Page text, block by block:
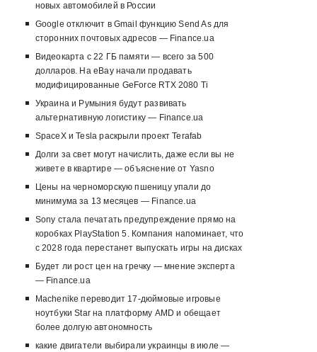
новых автомобилей в России
Google отключит в Gmail функцию Send As для
сторонних почтовых адресов — Finance.ua
Видеокарта с 22 ГБ памяти — всего за 500
долларов. На eBay начали продавать
модифицированные GeForce RTX 2080 Ti
Украина и Румыния будут развивать
альтернативную логистику — Finance.ua
SpaceX и Tesla раскрыли проект Terafab
Долги за свет могут начислить, даже если вы не
живете в квартире — объяснение от Yasno
Цены на черноморскую пшеницу упали до
минимума за 13 месяцев — Finance.ua
Sony стала печатать предупреждение прямо на
коробках PlayStation 5. Компания напоминает, что
с 2028 года перестанет выпускать игры на дисках
Будет ли рост цен на гречку — мнение эксперта
— Finance.ua
Machenike переводит 17-дюймовые игровые
ноутбуки Star на платформу AMD и обещает
более долгую автономность
какие двигатели выбирали украинцы в июле —